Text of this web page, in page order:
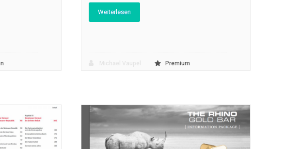
Weiterlesen
Premium